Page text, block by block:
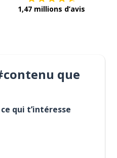
1,47 millions d’avis
que
qui t’intéresse